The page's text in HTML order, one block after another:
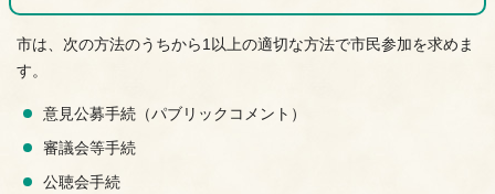
市は、次の方法のうちから1以上の適切な方法で市民参加を求めま
す。
意見公募手続（パブリックコメント）
審議会等手続
公聴会手続